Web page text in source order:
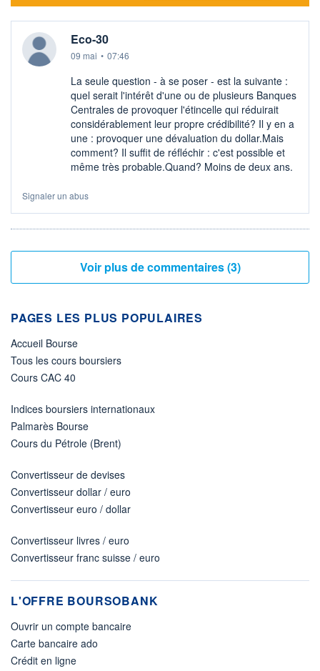
Eco-30
09 mai • 07:46
La seule question - à se poser - est la suivante :
quel serait l'intérêt d'une ou de plusieurs Banques
Centrales de provoquer l'étincelle qui réduirait
considérablement leur propre crédibilité? Il y en a
une : provoquer une dévaluation du dollar.Mais
comment? Il suffit de réfléchir : c'est possible et
même très probable.Quand? Moins de deux ans.
Signaler un abus
Voir plus de commentaires (3)
PAGES LES PLUS POPULAIRES
Accueil Bourse
Tous les cours boursiers
Cours CAC 40
Indices boursiers internationaux
Palmarès Bourse
Cours du Pétrole (Brent)
Convertisseur de devises
Convertisseur dollar / euro
Convertisseur euro / dollar
Convertisseur livres / euro
Convertisseur franc suisse / euro
L'OFFRE BOURSOBANK
Ouvrir un compte bancaire
Carte bancaire ado
Crédit en ligne